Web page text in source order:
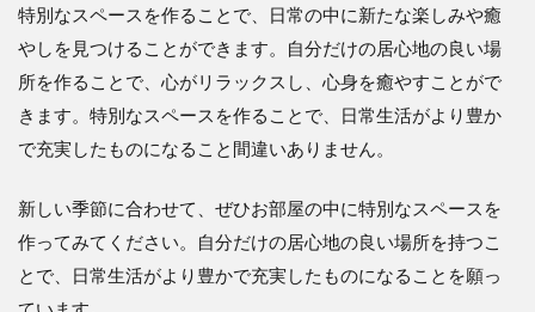
特別なスペースを作ることで、日常の中に新たな楽しみや癒
やしを見つけることができます。自分だけの居心地の良い場
所を作ることで、心がリラックスし、心身を癒やすことがで
きます。特別なスペースを作ることで、日常生活がより豊か
で充実したものになること間違いありません。
新しい季節に合わせて、ぜひお部屋の中に特別なスペースを
作ってみてください。自分だけの居心地の良い場所を持つこ
とで、日常生活がより豊かで充実したものになることを願っ